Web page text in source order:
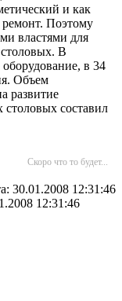
и как
Поэтому
властями для
В
в 34
Объем
развитие
составил
Скоро что то будет...
30.01.2008 12:31:46
12:31:46